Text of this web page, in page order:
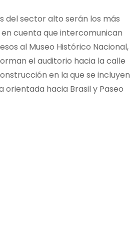
del sector alto serán los más
cuenta que intercomunican
al Museo Histórico Nacional,
el auditorio hacia la calle
en la que se incluyen
orientada hacia Brasil y Paseo